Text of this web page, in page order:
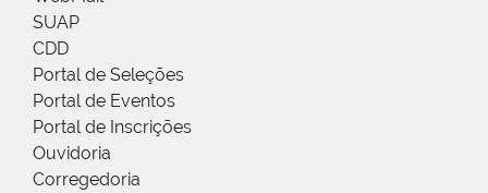
SUAP
CDD
Portal de Seleções
Portal de Eventos
Portal de Inscrições
Ouvidoria
Corregedoria